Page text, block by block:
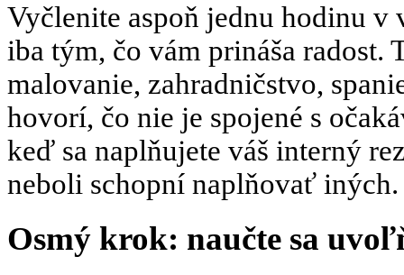
Vyčlenite aspoň jednu hodinu v
iba tým, čo vám prináša radost.
malovanie, zahradničstvo,
hovorí, čo nie je spojené s
keď sa naplňujete váš interný
neboli schopní naplňovať iných.
Osmý krok: naučte sa